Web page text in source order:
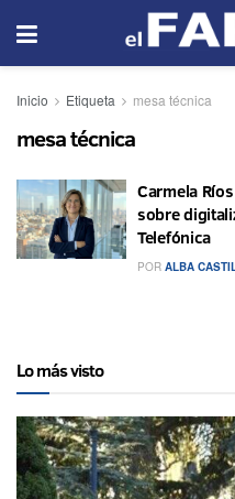
Inicio Etiqueta mesa técnica
mesa técnica
Carmela
sobre
Telefónica
POR ALBA
Lo más visto